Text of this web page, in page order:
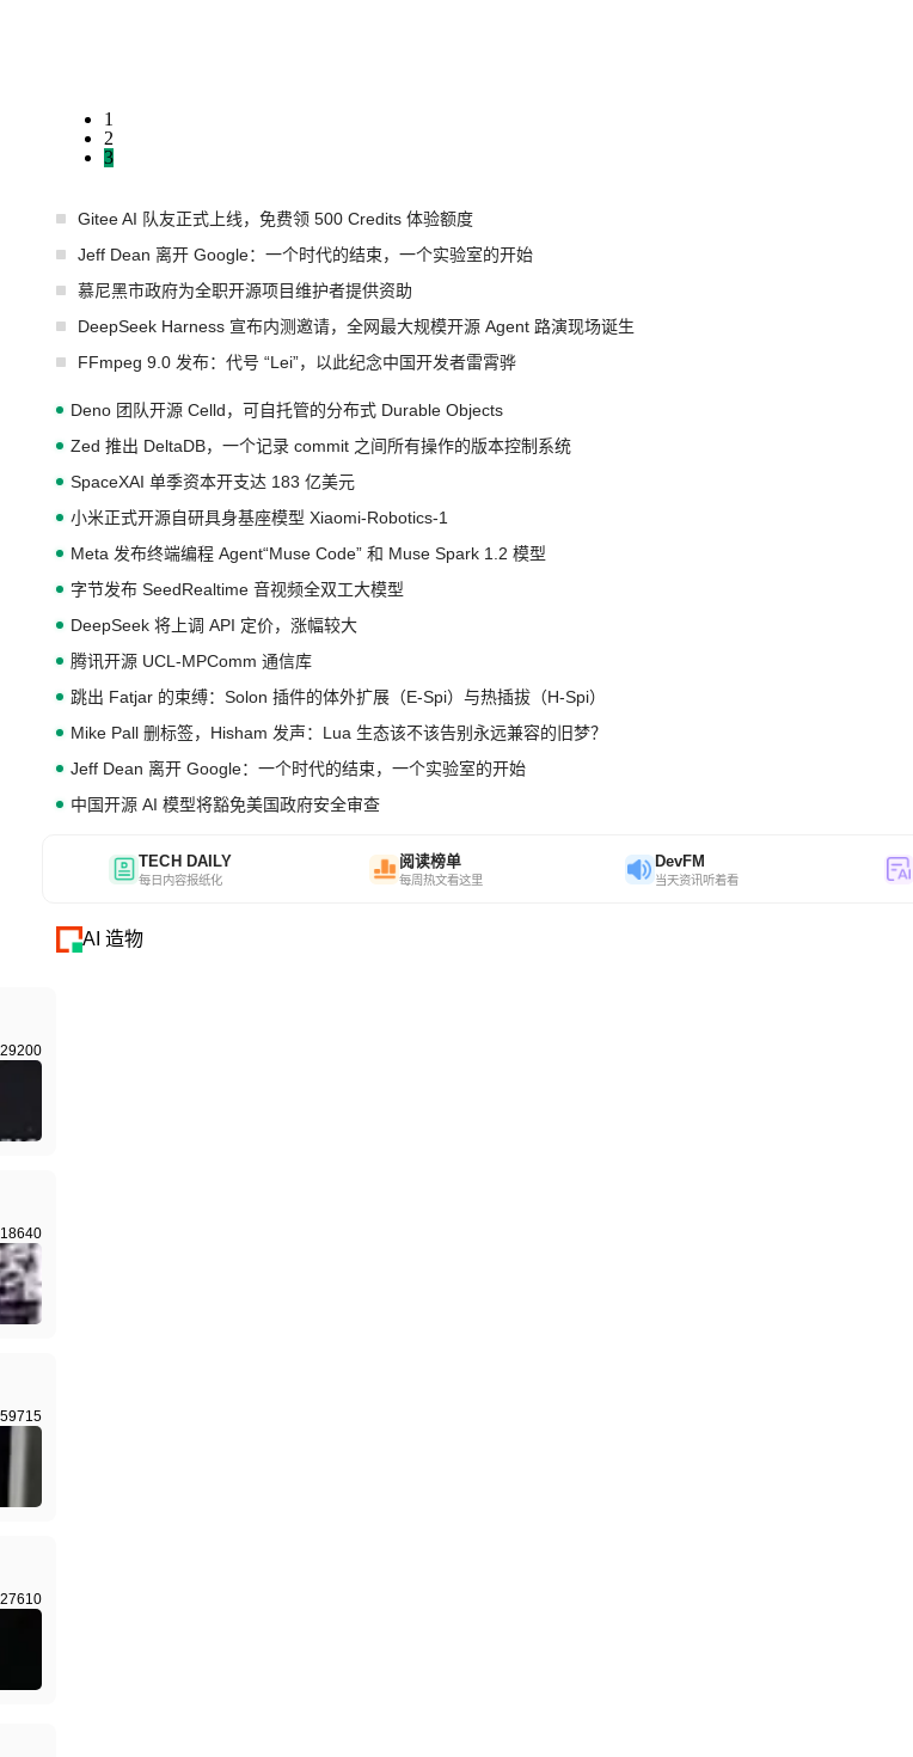
1
2
3
Gitee AI 队友正式上线，免费领 500 Credits 体验额度
Jeff Dean 离开 Google：一个时代的结束，一个实验室的开始
慕尼黑市政府为全职开源项目维护者提供资助
DeepSeek Harness 宣布内测邀请，全网最大规模开源 Agent 路演现场诞生
FFmpeg 9.0 发布：代号 “Lei”，以此纪念中国开发者雷霄骅
Deno 团队开源 Celld，可自托管的分布式 Durable Objects
Zed 推出 DeltaDB，一个记录 commit 之间所有操作的版本控制系统
SpaceXAI 单季资本开支达 183 亿美元
小米正式开源自研具身基座模型 Xiaomi-Robotics-1
Meta 发布终端编程 Agent“Muse Code” 和 Muse Spark 1.2 模型
字节发布 SeedRealtime 音视频全双工大模型
DeepSeek 将上调 API 定价，涨幅较大
腾讯开源 UCL-MPComm 通信库
跳出 Fatjar 的束缚：Solon 插件的体外扩展（E-Spi）与热插拔（H-Spi）
Mike Pall 删标签，Hisham 发声：Lua 生态该不该告别永远兼容的旧梦？
Jeff Dean 离开 Google：一个时代的结束，一个实验室的开始
中国开源 AI 模型将豁免美国政府安全审查
TECH DAILY
每日内容报纸化
阅读榜单
每周热文看这里
DevFM
当天资讯听着看
AI 造物